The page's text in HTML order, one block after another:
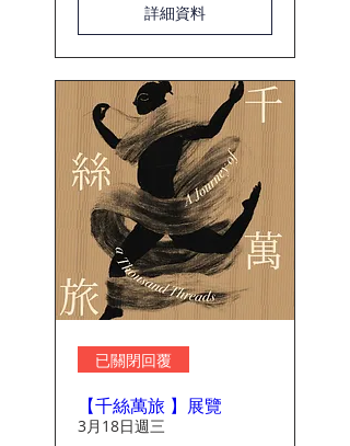
詳細資料
已關閉回覆
【千絲萬旅 】展覽
3月18日週三